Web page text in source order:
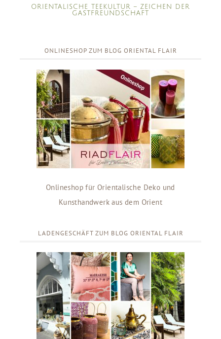
ORIENTALISCHE TEEKULTUR – ZEICHEN DER
GASTFREUNDSCHAFT
ONLINESHOP ZUM BLOG ORIENTAL FLAIR
Onlineshop für Orientalische Deko und
Kunsthandwerk aus dem Orient
LADENGESCHÄFT ZUM BLOG ORIENTAL FLAIR